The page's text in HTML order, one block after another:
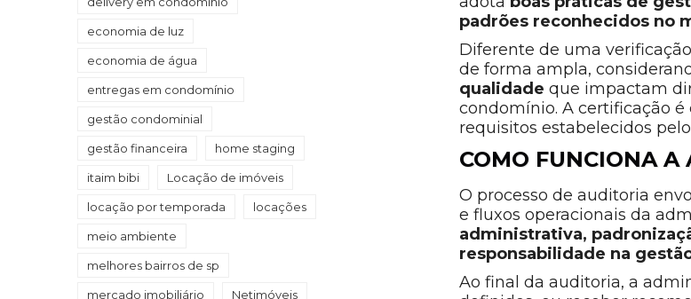
padrões reconhecidos no
Diferente de uma
de forma ampla,
qualidade que impactam
condomínio. A certificação
requisitos estabelecidos
COMO FUNCIONA
O processo de auditoria
e fluxos operacionais da
administrativa,
responsabilidade na
Ao final da auditoria, a
economia de luz
economia de água
entregas em condomínio
gestão condominial
gestão financeira home staging
itaim bibi Locação de imóveis
locação por temporada locações
meio ambiente
melhores bairros de sp
mercado imobiliário Netimóveis